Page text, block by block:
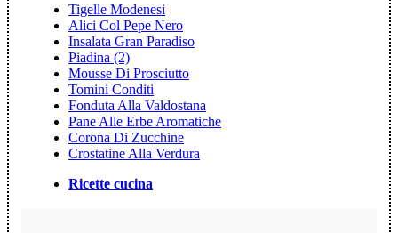
Tigelle Modenesi
Alici Col Pepe Nero
Insalata Gran Paradiso
Piadina (2)
Mousse Di Prosciutto
Tomini Conditi
Fonduta Alla Valdostana
Pane Alle Erbe Aromatiche
Corona Di Zucchine
Crostatine Alla Verdura
Ricette cucina